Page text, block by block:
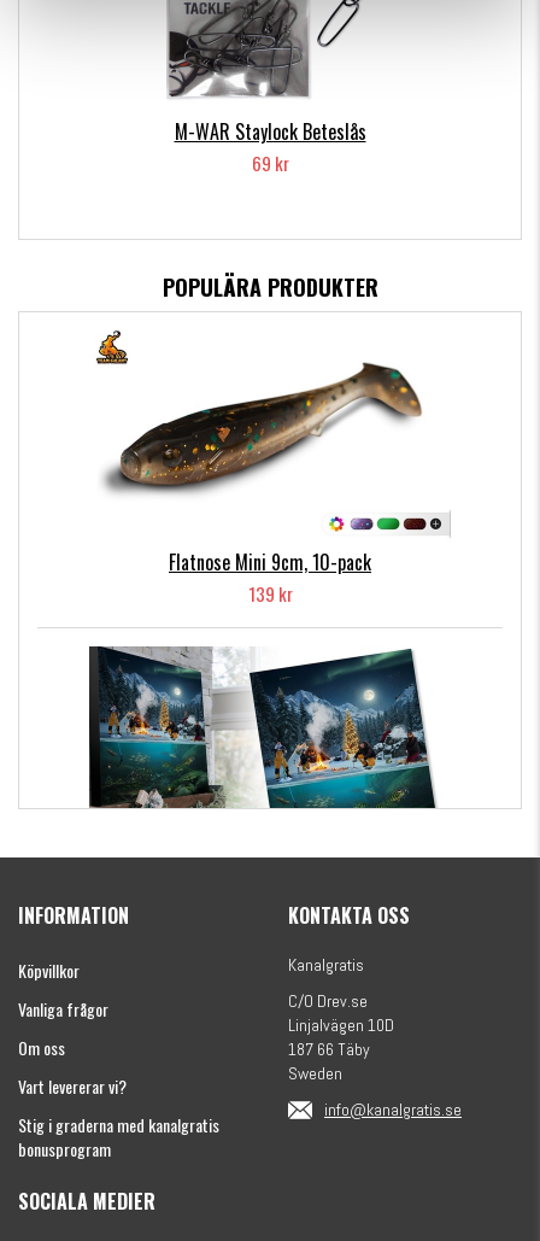
M-WAR Staylock Beteslås
69 kr
POPULÄRA PRODUKTER
Flatnose Mini 9cm, 10-pack
139 kr
(julkalender)
INFORMATION
Köpvillkor
Vanliga frågor
Om oss
Vart levererar vi?
Stig i graderna med kanalgratis
bonusprogram
KONTAKTA OSS
Kanalgratis
C/O Drev.se
Linjalvägen 10D
187 66 Täby
Sweden
info@kanalgratis.se
SOCIALA MEDIER